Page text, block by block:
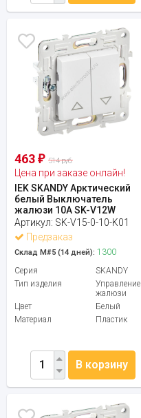
463 ₽ 514 руб.
Цена при заказе онлайн!
IEK SKANDY Арктический
белый Выключатель
жалюзи 10А SK-V12W
Артикул: SK-V15-0-10-K01
Предзаказ
Склад М#5 (14 дней): 1300
Серия
SKANDY
Тип изделия
Управление
жалюзи
Цвет
Белый
Материал
Пластик
В корзину